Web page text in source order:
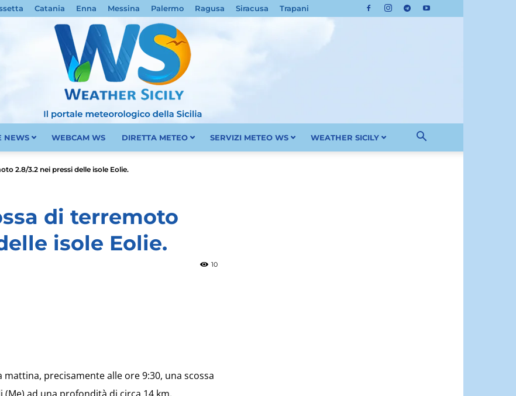
Catania Enna Messina Palermo Ragusa Siracusa Trapani
Sicilia
Weather
NEWS WEBCAM WS DIRETTA METEO SERVIZI METEO WS WEATHER SICILY
2.8/3.2 nei pressi delle isole Eolie.
di terremoto
isole Eolie.
10
precisamente alle ore 9:30, una scossa